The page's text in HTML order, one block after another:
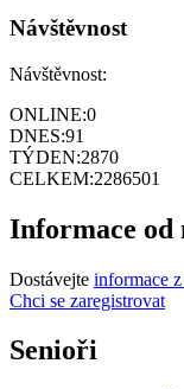
Návštěvnost
Návštěvnost:
ONLINE:0
DNES:91
TÝDEN:2870
CELKEM:2286501
Informace od
Dostávejte informace
Chci se zaregistrovat
Senioři